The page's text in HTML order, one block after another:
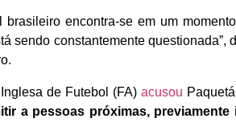
brasileiro encontra-se em um
sendo constantemente
de Futebol (FA) acusou
a pessoas próximas,